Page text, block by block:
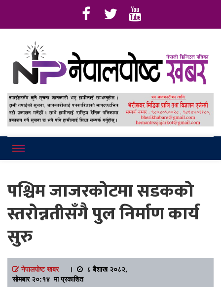
पश्चिम जाजरकोटमा सडकको
स्तरोन्नतीसँगै पुल निर्माण कार्य
सुरु
नेपालपोष्ट खबर।
८ बैशाख २०८२,
सोमबार २०:१४ मा प्रकाशित